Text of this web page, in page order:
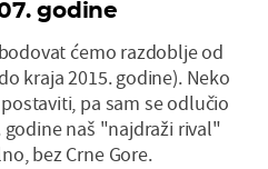
godine
ćemo razdoblje od
kraja 2015. godine). Neko
pa sam se odlučio
naš "najdraži rival"
bez Crne Gore.